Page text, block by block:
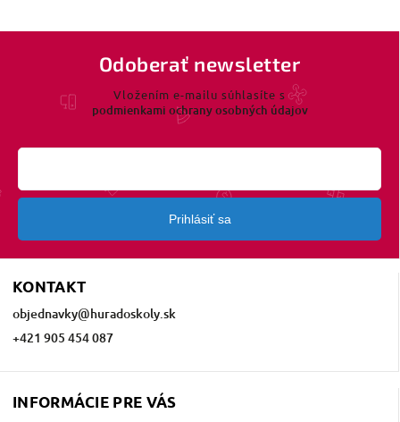
KONTAKT
objednavky@huradoskoly.sk
+421 905 454 087
INFORMÁCIE PRE VÁS
Odoberať newsletter
Vložením e-mailu súhlasíte s
podmienkami ochrany osobných údajov
Prihlásiť sa